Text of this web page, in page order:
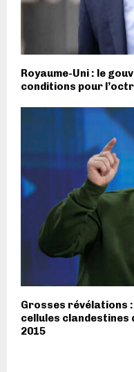
Royaume-Uni : le
conditions pour
Grosses révélations
cellules clandestines
2015